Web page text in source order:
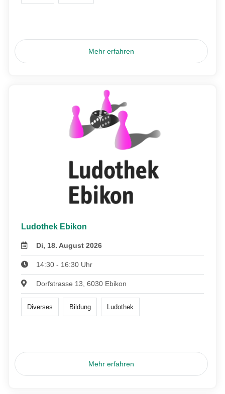
Mehr erfahren
Ludothek Ebikon
Di, 18. August 2026
14:30 - 16:30 Uhr
Dorfstrasse 13, 6030 Ebikon
Diverses Bildung Ludothek
Mehr erfahren